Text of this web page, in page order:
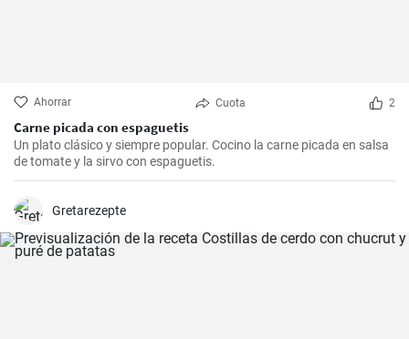
Ahorrar Cuota 2
Carne picada con espaguetis
Un plato clásico y siempre popular. Cocino la carne picada en salsa
de tomate y la sirvo con espaguetis.
Gretarezepte